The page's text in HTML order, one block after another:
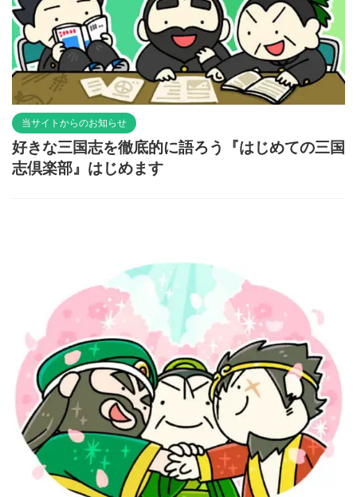
当サイトからのお知らせ
好きな三国志を徹底的に語ろう『はじめての三国
志倶楽部』はじめます